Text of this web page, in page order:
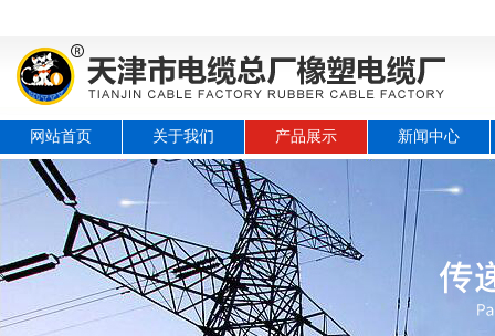
网站首页 关于我们 产品展示 新闻中心